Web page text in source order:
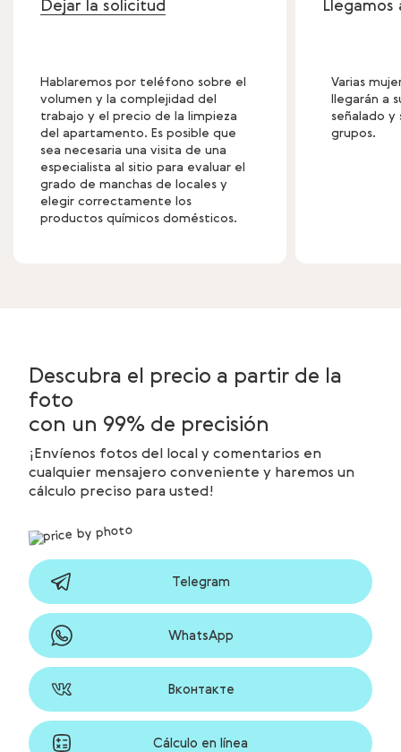
Dejar la solicitud
Hablaremos por teléfono sobre el
volumen y la complejidad del
trabajo y el precio de la limpieza
del apartamento. Es posible que
sea necesaria una visita de una
especialista al sitio para evaluar el
grado de manchas de locales y
elegir correctamente los
productos químicos domésticos.
Llegamos
Varias
llegarán a
señalado y
grupos.
Descubra el precio a partir de la
foto
con un 99% de precisión
¡Envíenos fotos del local y comentarios en
cualquier mensajero conveniente y haremos un
cálculo preciso para usted!
Telegram
WhatsApp
Вконтакте
Cálculo en línea